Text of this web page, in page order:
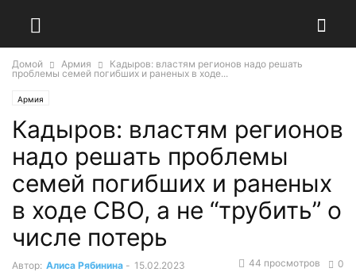
Домой Армия
Кадыров: властям регионов надо решать
проблемы семей погибших и раненых в ходе...
Армия
Кадыров: властям регионов
надо решать проблемы
семей погибших и раненых
в ходе СВО, а не “трубить” о
числе потерь
Автор: Алиса Рябинина - 15.02.2023 0
44 просмотров